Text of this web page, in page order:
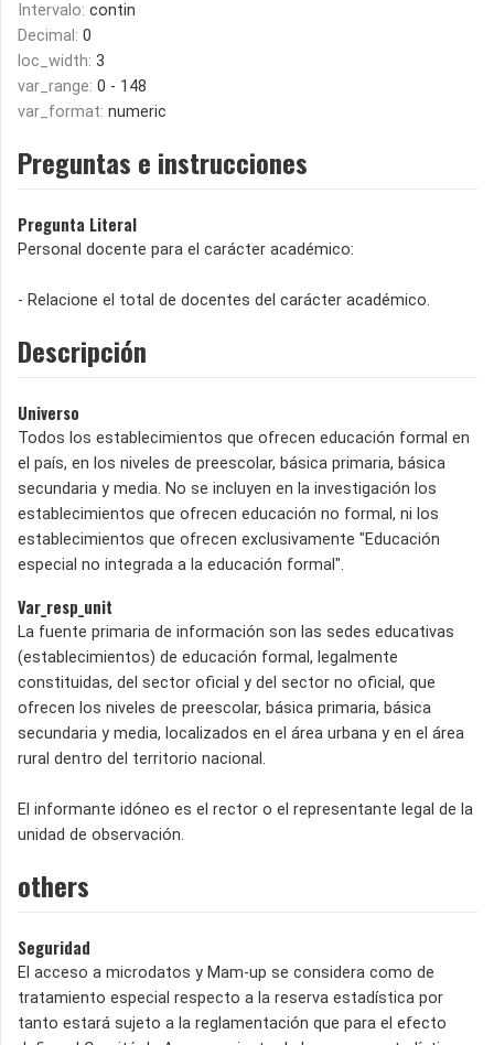
Intervalo: contin
Decimal: 0
loc_width: 3
var_range: 0 - 148
var_format: numeric
Preguntas e instrucciones
Pregunta Literal
Personal docente para el carácter académico:
- Relacione el total de docentes del carácter académico.
Descripción
Universo
Todos los establecimientos que ofrecen educación formal en
el país, en los niveles de preescolar, básica primaria, básica
secundaria y media. No se incluyen en la investigación los
establecimientos que ofrecen educación no formal, ni los
establecimientos que ofrecen exclusivamente "Educación
especial no integrada a la educación formal".
Var_resp_unit
La fuente primaria de información son las sedes educativas
(establecimientos) de educación formal, legalmente
constituidas, del sector oficial y del sector no oficial, que
ofrecen los niveles de preescolar, básica primaria, básica
secundaria y media, localizados en el área urbana y en el área
rural dentro del territorio nacional.
El informante idóneo es el rector o el representante legal de la
unidad de observación.
others
Seguridad
El acceso a microdatos y Mam-up se considera como de
tratamiento especial respecto a la reserva estadística por
tanto estará sujeto a la reglamentación que para el efecto